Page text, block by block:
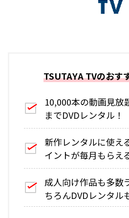
TSUTAYA TVのおす
10,000本の動画見放
までDVDレンタル！
新作レンタルに使え
イントが毎月もらえ
成人向け作品も多数
ちろんDVDレンタル